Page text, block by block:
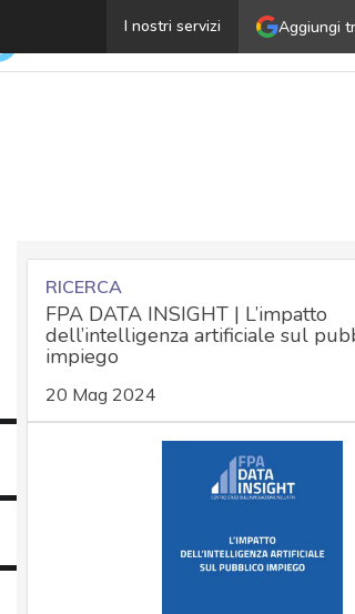
Aggiungi
I nostri servizi
Più cyber attacchi nel 2024. E nel
RICERCA
FPA DATA INSIGHT | L’impatto
dell’intelligenza artificiale sul
impiego
20 Mag 2024